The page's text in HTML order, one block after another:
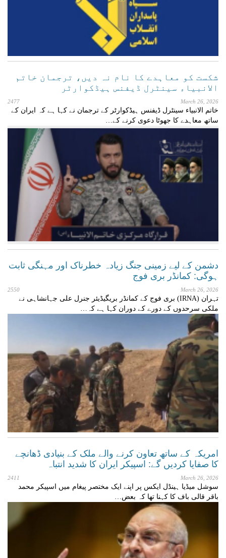
شکست کو معاہدے کا نام نہ دیں، ترجمان خاتم
الانبیاء سینٹرل ڈیفنس ہیڈکوارٹر
March 26, 2026
2477
خاتم الانبیاء سینٹرل ڈیفنس ہیڈکوارٹر کے ترجمان نے کہا ہے کہ ایران کے
ساتھ معاہدے کا جھوٹا دعوی کرنے کے…
دشمن کے لیے زمینی جنگ زیادہ خطرناک اور مہنگی ثابت
ہوگی: کمانڈر بری فوج
March 26, 2026
2550
تہران (IRNA) بری فوج کے کمانڈر بریگیڈیئر جنرل علی جہانشاہی نے
ملکی سرحدوں کے دورے کے دوران کہا ہے کہ…
امریکہ کے ساتھ تعاون کرنے والے ملک کے بنیادی ڈھانچے
کا صفایا کردیں گے: اسپیکر ایران کا شدید انتباہ
March 26, 2026
2411
سوشل میڈیا ہینڈل ایکس پر اپنے ایک مختصر پیغام میں اسپیکر محمد
باقر قالی باف کا کہنا تھا کہ بعض…